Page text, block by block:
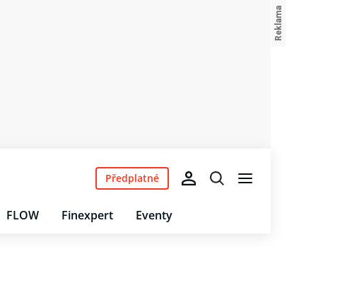
FLOW Finexpert Eventy
Předplatné